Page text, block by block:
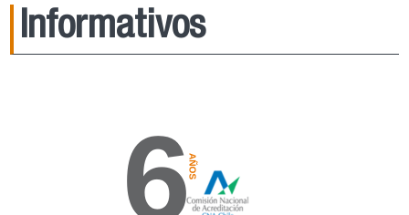
Informativos